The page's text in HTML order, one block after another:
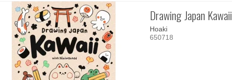
Drawing Japan Kawaii
Hoaki
650718